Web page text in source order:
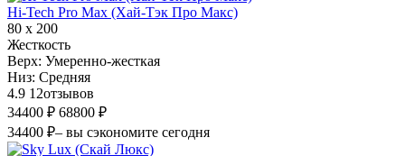
Hi-Tech Pro Max (Хай-Тэк Про Макс)
80 х 200
Жесткость
Верх: Умеренно-жесткая
Низ: Средняя
4.9 12отзывов
34400 ₽ 68800 ₽
34400 ₽– вы сэкономите сегодня